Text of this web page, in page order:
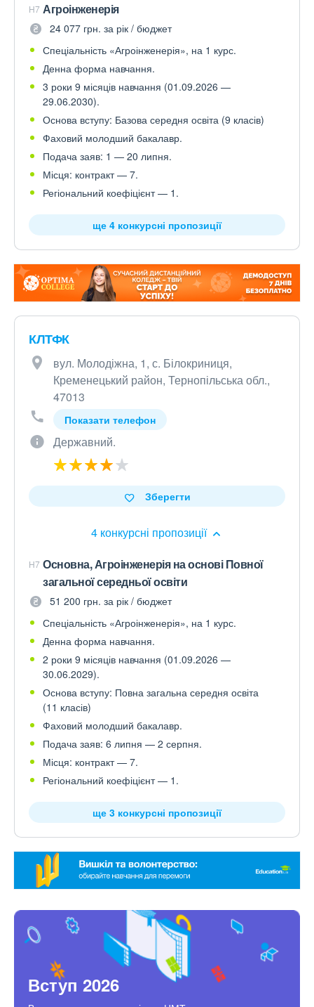
H7 Агроінженерія
24 077 грн. за рік / бюджет
Спеціальність «Агроінженерія», на 1 курс.
Денна форма навчання.
3 роки 9 місяців навчання (01.09.2026 —
29.06.2030).
Основа вступу: Базова середня освіта (9 класів)
Фаховий молодший бакалавр.
Подача заяв: 1 — 20 липня.
Місця: контракт — 7.
Регіональний коефіцієнт — 1.
ще 4 конкурсні пропозиції
КЛТФК
вул. Молодіжна, 1, с. Білокриниця,
Кременецький район, Тернопільська обл.,
47013
Показати телефон
Державний.
4 конкурсні пропозиції
Зберегти
H7 Основна, Агроінженерія на основі Повної
загальної середньої освіти
51 200 грн. за рік / бюджет
Спеціальність «Агроінженерія», на 1 курс.
Денна форма навчання.
2 роки 9 місяців навчання (01.09.2026 —
30.06.2029).
Основа вступу: Повна загальна середня освіта
(11 класів)
Фаховий молодший бакалавр.
Подача заяв: 6 липня — 2 серпня.
Місця: контракт — 7.
Регіональний коефіцієнт — 1.
ще 3 конкурсні пропозиції
Вступ 2026